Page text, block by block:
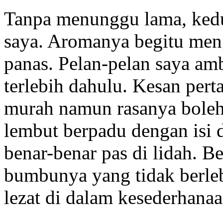
Tanpa menunggu lama,
saya. Aromanya begitu
panas. Pelan-pelan saya
terlebih dahulu. Kesan
murah namun rasanya
lembut berpadu dengan isi
benar-benar pas di lidah.
bumbunya yang tidak
lezat di dalam